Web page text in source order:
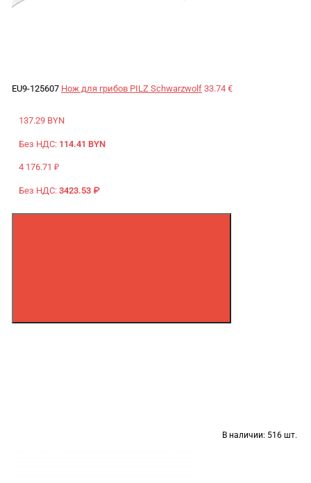
EU9-125607 Нож для грибов PILZ Schwarzwolf 33.74 €
137.29 BYN
Без НДС: 114.41 BYN
4 176.71 ₽
Без НДС: 3423.53 ₽
В наличии: 516 шт.